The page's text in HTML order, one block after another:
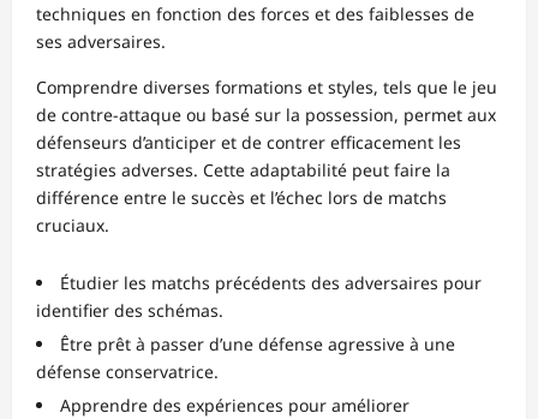
techniques en fonction des forces et des faiblesses de
ses adversaires.
Comprendre diverses formations et styles, tels que le jeu
de contre-attaque ou basé sur la possession, permet aux
défenseurs d’anticiper et de contrer efficacement les
stratégies adverses. Cette adaptabilité peut faire la
différence entre le succès et l’échec lors de matchs
cruciaux.
Étudier les matchs précédents des adversaires pour
identifier des schémas.
Être prêt à passer d’une défense agressive à une
défense conservatrice.
Apprendre des expériences pour améliorer